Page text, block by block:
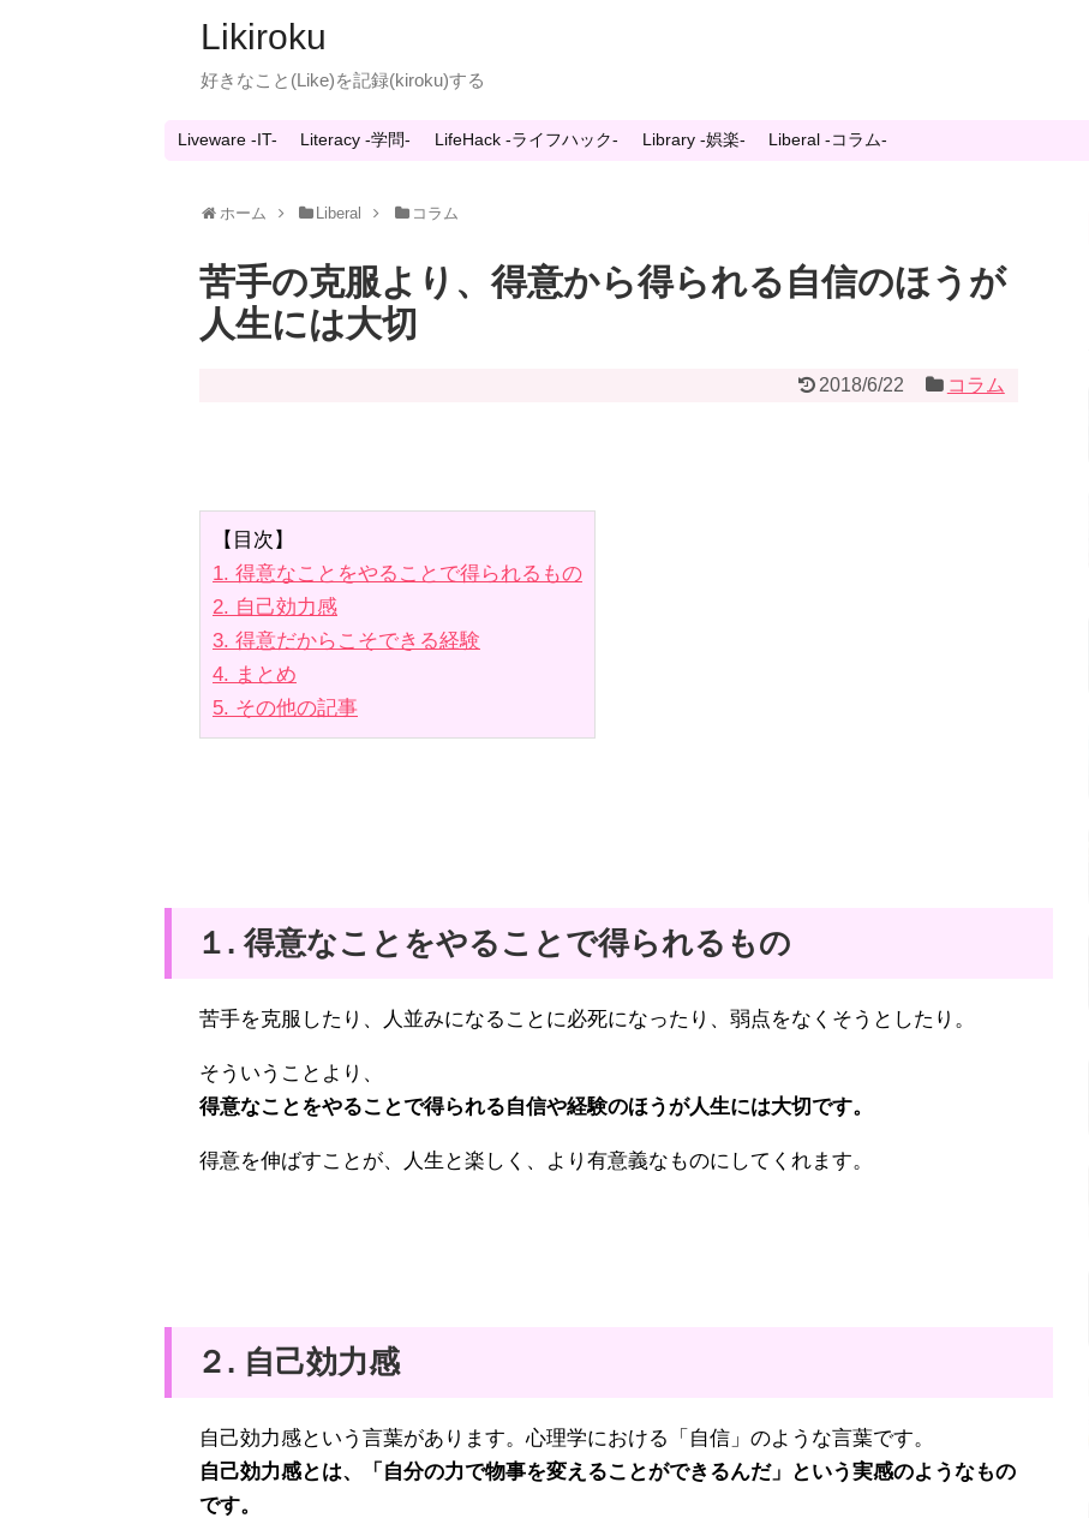
Likiroku
好きなこと(Like)を記録(kiroku)する
Liveware -IT- Literacy -学問- LifeHack -ライフハック- Library -娯楽- Liberal -コラム-
ホーム Liberal コラム
苦手の克服より、得意から得られる自信のほうが
人生には大切
2018/6/22 コラム
【目次】
1. 得意なことをやることで得られるもの
2. 自己効力感
3. 得意だからこそできる経験
4. まとめ
5. その他の記事
１. 得意なことをやることで得られるもの
苦手を克服したり、人並みになることに必死になったり、弱点をなくそうとしたり。
そういうことより、
得意なことをやることで得られる自信や経験のほうが人生には大切です。
得意を伸ばすことが、人生と楽しく、より有意義なものにしてくれます。
２. 自己効力感
自己効力感という言葉があります。心理学における「自信」のような言葉です。
自己効力感とは、「自分の力で物事を変えることができるんだ」という実感のようなもの
です。